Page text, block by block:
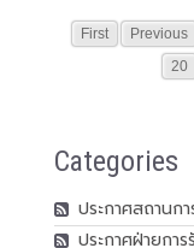
First Previous
20
Categories
ประกาศสถานก
ประกาศฝ่ายการ